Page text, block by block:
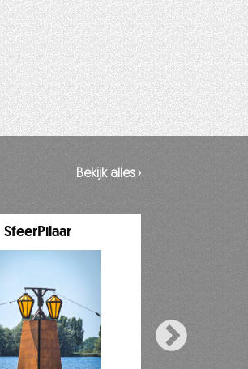
Bekijk alles ›
SfeerPilaar